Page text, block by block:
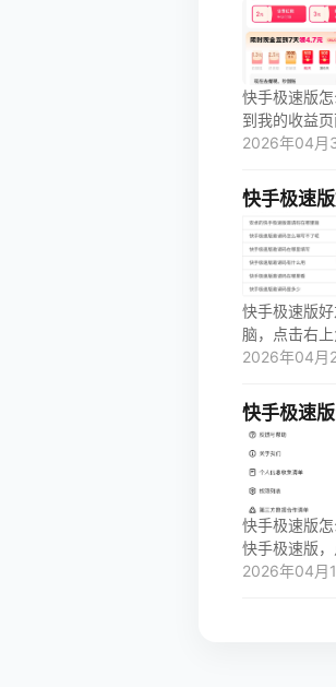
快手极速版
到我的收益
2026年04月
快手极速
快手极速版好
脑，点击右
2026年04月
快手极速
快手极速版怎
快手极速版
2026年04月